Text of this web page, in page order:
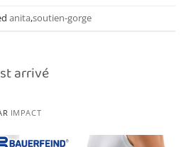
anita,soutien-gorge
arrivé
IMPACT